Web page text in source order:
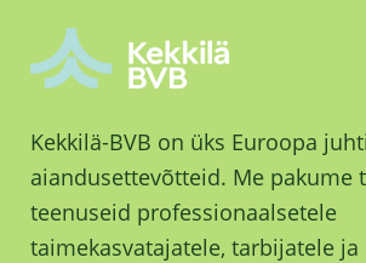
Kekkilä-BVB on üks Euroopa
aiandusettevõtteid. Me pakume
teenuseid professionaalsetele
taimekasvatajatele, tarbijatele ja